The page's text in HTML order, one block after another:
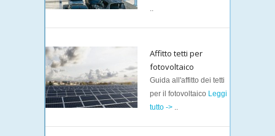
..
Affitto tetti per
fotovoltaico
Guida all'affitto dei tetti
per il fotovoltaico Leggi
tutto -> ..